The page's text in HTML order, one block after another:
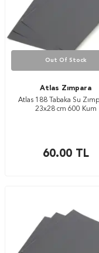
Out Of Stock
Atlas Zımpara
Atlas 188 Tabaka Su
23x28 cm 600 Kum
60.00TL